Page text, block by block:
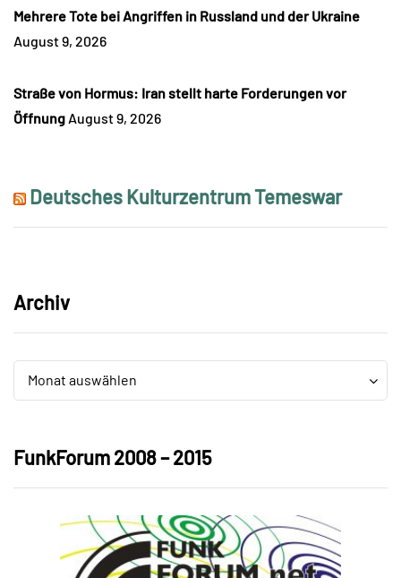
Mehrere Tote bei Angriffen in Russland und der Ukraine
August 9, 2026
Straße von Hormus: Iran stellt harte Forderungen vor
Öffnung August 9, 2026
Deutsches Kulturzentrum Temeswar
Archiv
Monat auswählen
Archiv
FunkForum 2008 – 2015